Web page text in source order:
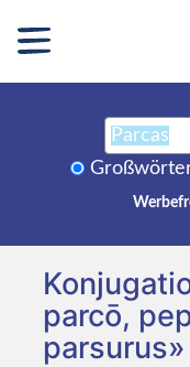
parcō,
parsurus»